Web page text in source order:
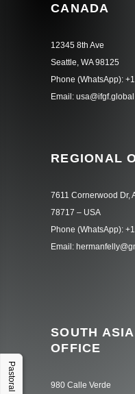
CANADA
12345 8th Ave
Seattle, WA 98125
Phone (WhatsApp):
Email: usa@ifgf.global
REGIONAL
7611 Cornerwood Dr,
78717 – USA
Phone (WhatsApp):
Email:
SOUTH
OFFICE
980 Calle Verde